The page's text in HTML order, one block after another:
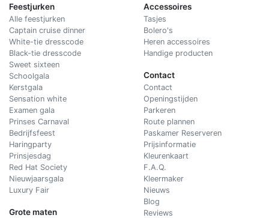
Feestjurken
Alle feestjurken
Captain cruise dinner
White-tie dresscode
Black-tie dresscode
Sweet sixteen
Schoolgala
Kerstgala
Sensation white
Examen gala
Prinses Carnaval
Bedrijfsfeest
Haringparty
Prinsjesdag
Red Hat Society
Nieuwjaarsgala
Luxury Fair
Grote maten
Accessoires
Tasjes
Bolero's
Heren accessoires
Handige producten
Contact
Contact
Openingstijden
Parkeren
Route plannen
Paskamer Reserveren
Prijsinformatie
Kleurenkaart
F.A.Q.
Kleermaker
Nieuws
Blog
Reviews